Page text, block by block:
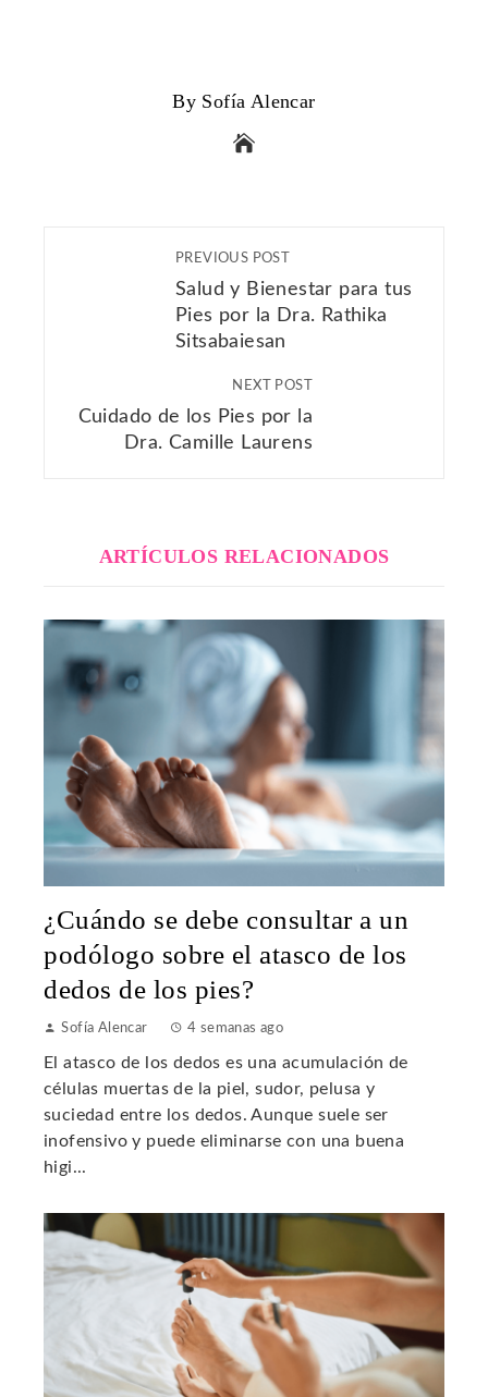
By Sofía Alencar
PREVIOUS POST
Salud y Bienestar para tus
Pies por la Dra. Rathika
Sitsabaiesan
NEXT POST
Cuidado de los Pies por la
Dra. Camille Laurens
ARTÍCULOS RELACIONADOS
¿Cuándo se debe consultar a un
podólogo sobre el atasco de los
dedos de los pies?
Sofía Alencar 4 semanas ago
El atasco de los dedos es una acumulación de
células muertas de la piel, sudor, pelusa y
suciedad entre los dedos. Aunque suele ser
inofensivo y puede eliminarse con una buena
higi...